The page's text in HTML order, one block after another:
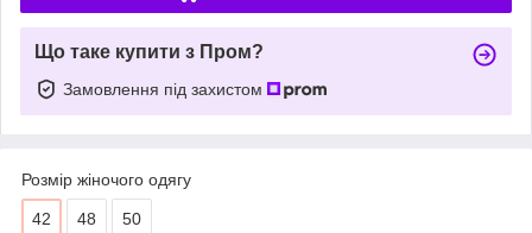
Що таке купити з Пром?
Замовлення під захистом
Розмір жіночого одягу
42 48 50